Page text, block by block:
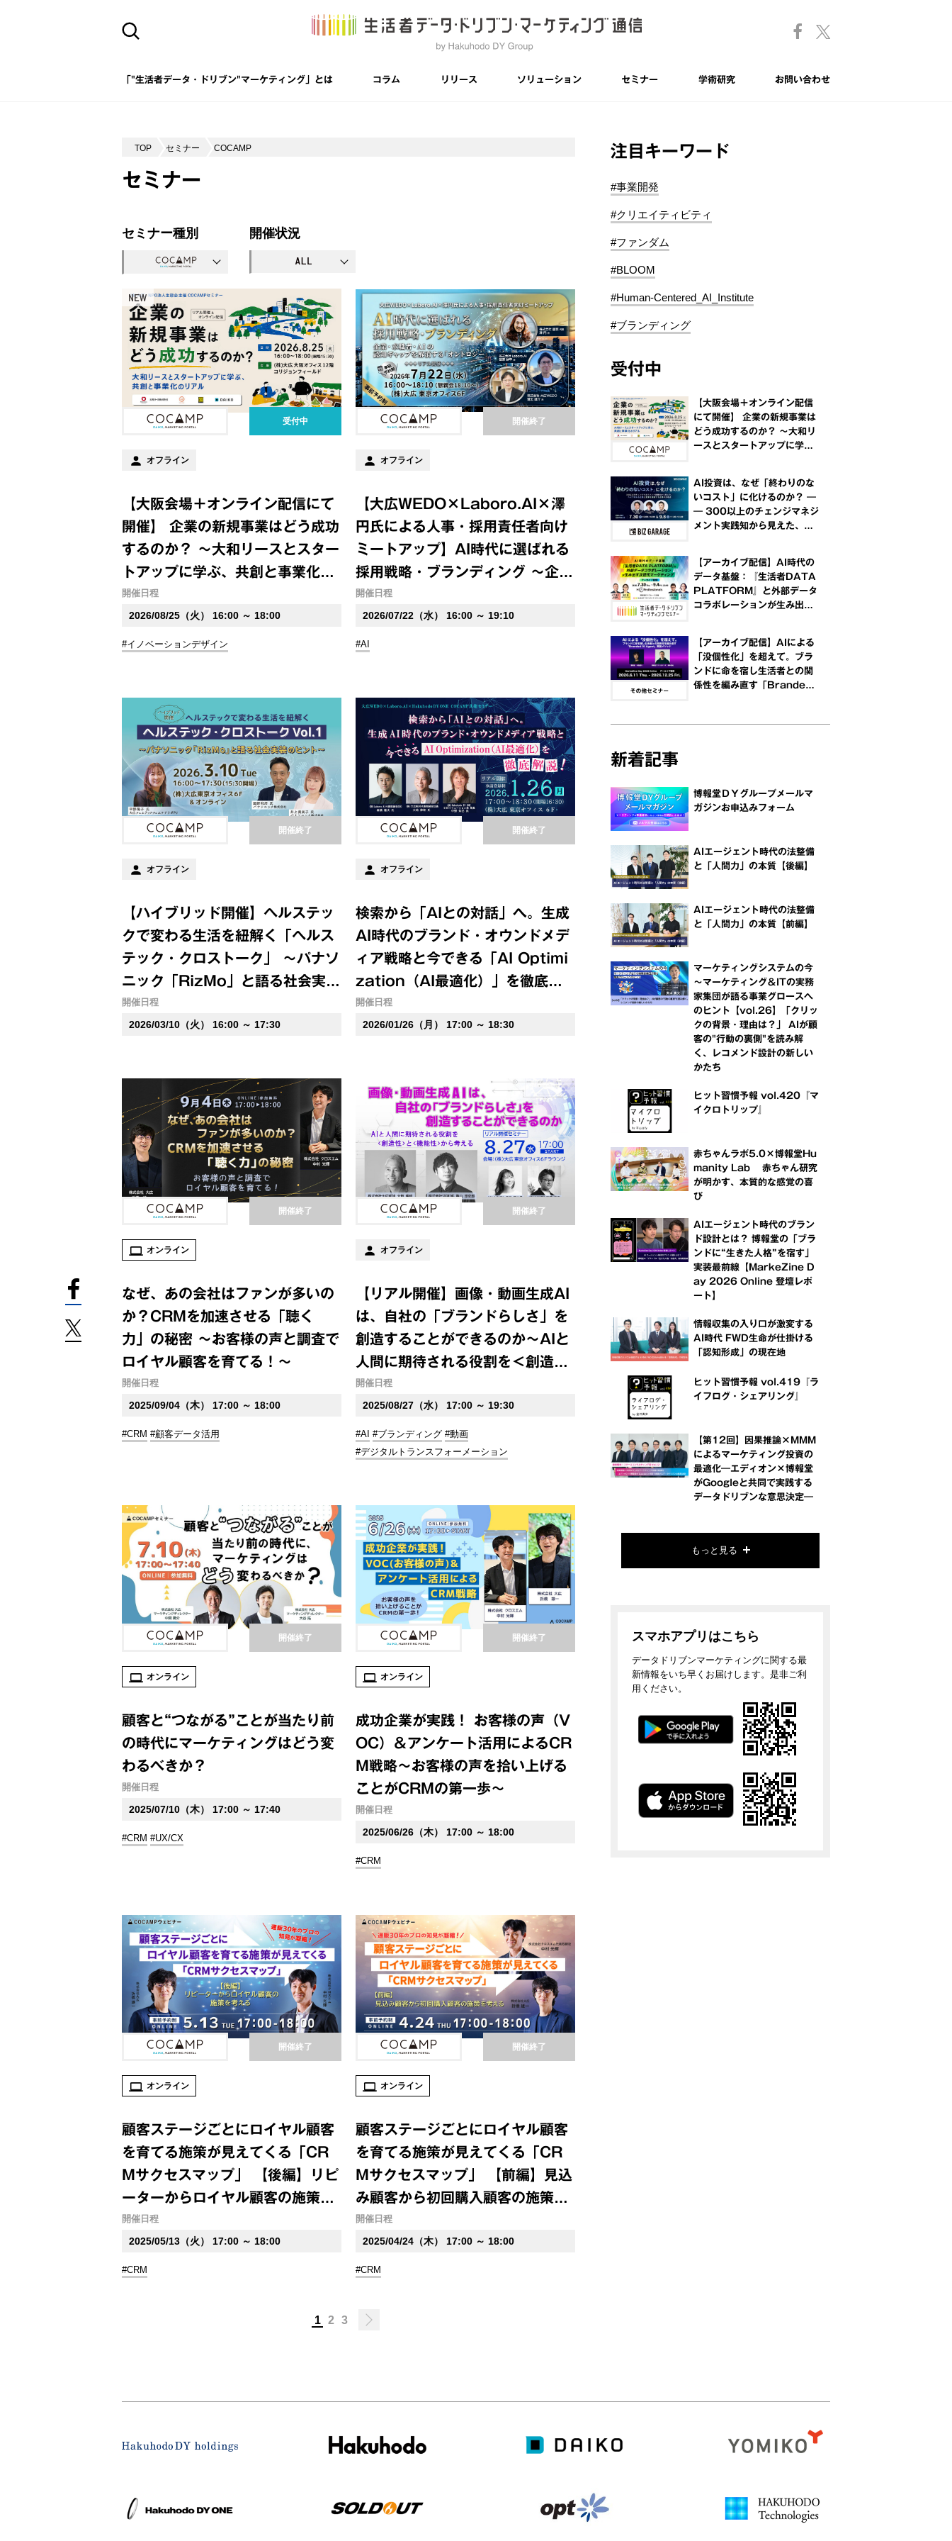
「"生活者データ・ドリブン"マーケティング」とは コラム リリース ソリューション セミナー 学術研究 お問い合わせ
TOP セミナー COCAMP
セミナー
セミナー種別 開催状況
受付中
オフライン
【大阪会場＋オンライン配信にて
開催】 企業の新規事業はどう成功
するのか？ ～大和リースとスター
トアップに学ぶ、共創と事業化の
リアル～
開催日程
2026/08/25（火） 16:00 ～ 18:00
#イノベーションデザイン
開催終了
オフライン
【大広WEDO×Laboro.AI×澤
円氏による人事・採用責任者向け
ミートアップ】AI時代に選ばれる
採用戦略・ブランディング ～企
業・求職者・AIの認知ギャップを
解消する「オントロジー」～
開催日程
2026/07/22（水） 16:00 ～ 19:10
#AI
開催終了
オフライン
【ハイブリッド開催】ヘルステッ
クで変わる生活を紐解く「ヘルス
テック・クロストーク」 ～パナソ
ニック「RizMo」と語る社会実装
のヒント～
開催日程
2026/03/10（火） 16:00 ～ 17:30
開催終了
オフライン
検索から「AIとの対話」へ。生成
AI時代のブランド・オウンドメデ
ィア戦略と今できる「AI Optimi
zation（AI最適化）」を徹底解
説
開催日程
2026/01/26（月） 17:00 ～ 18:30
開催終了
オンライン
なぜ、あの会社はファンが多いの
か？CRMを加速させる「聴く
力」の秘密 ～お客様の声と調査で
ロイヤル顧客を育てる！～
開催日程
2025/09/04（木） 17:00 ～ 18:00
#CRM #顧客データ活用
開催終了
オフライン
【リアル開催】画像・動画生成AI
は、自社の「ブランドらしさ」を
創造することができるのか～AIと
人間に期待される役割を＜創造性
＞と＜機能性＞から考える～
開催日程
2025/08/27（水） 17:00 ～ 19:30
#AI #ブランディング #動画
#デジタルトランスフォーメーション
開催終了
オンライン
顧客と“つながる”ことが当たり前
の時代にマーケティングはどう変
わるべきか？
開催日程
2025/07/10（木） 17:00 ～ 17:40
#CRM #UX/CX
開催終了
オンライン
成功企業が実践！ お客様の声（V
OC）＆アンケート活用によるCR
M戦略～お客様の声を拾い上げる
ことがCRMの第一歩～
開催日程
2025/06/26（木） 17:00 ～ 18:00
#CRM
開催終了
オンライン
顧客ステージごとにロイヤル顧客
を育てる施策が見えてくる「CR
Mサクセスマップ」 【後編】リピ
ーターからロイヤル顧客の施策を
考える
開催日程
2025/05/13（火） 17:00 ～ 18:00
#CRM
開催終了
オンライン
顧客ステージごとにロイヤル顧客
を育てる施策が見えてくる「CR
Mサクセスマップ」 【前編】見込
み顧客から初回購入顧客の施策を
考える
開催日程
2025/04/24（木） 17:00 ～ 18:00
#CRM
1 2 3
注目キーワード
#事業開発
#クリエイティビティ
#ファンダム
#BLOOM
#Human-Centered_AI_Institute
#ブランディング
受付中
【大阪会場＋オンライン配信
にて開催】 企業の新規事業は
どう成功するのか？ ～大和リ
ースとスタートアップに学
AI投資は、なぜ「終わりのな
いコスト」に化けるのか？ ―
― 300以上のチェンジマネジ
メント実践知から見えた、Po
【アーカイブ配信】AI時代の
データ基盤：『生活者DATA
PLATFORM』と外部データ
コラボレーションが生み出す
【アーカイブ配信】AIによる
「没個性化」を超えて。ブラ
ンドに命を宿し生活者との関
係性を編み直す「Branded
新着記事
博報堂ＤＹグループメールマ
ガジンお申込みフォーム
AIエージェント時代の法整備
と「人間力」の本質【後編】
AIエージェント時代の法整備
と「人間力」の本質【前編】
マーケティングシステムの今
～マーケティング＆ITの実務
家集団が語る事業グロースへ
のヒント【vol.26】「クリッ
クの背景・理由は？」 AIが顧
客の"行動の裏側"を読み解
く、レコメンド設計の新しい
かたち
ヒット習慣予報 vol.420『マ
イクロトリップ』
赤ちゃんラボ5.0×博報堂Hu
manity Lab 赤ちゃん研究
が明かす、本質的な感覚の喜
び
AIエージェント時代のブラン
ド設計とは？ 博報堂の「ブラ
ンドに“生きた人格”を宿す」
実装最前線【MarkeZine D
ay 2026 Online 登壇レポ
ート】
情報収集の入り口が激変する
AI時代 FWD生命が仕掛ける
「認知形成」の現在地
ヒット習慣予報 vol.419『ラ
イフログ・シェアリング』
【第12回】因果推論×MMM
によるマーケティング投資の
最適化―エディオン×博報堂
がGoogleと共同で実践する
データドリブンな意思決定―
もっと見る
スマホアプリはこちら
データドリブンマーケティングに関する最
新情報をいち早くお届けします。是非ご利
用ください。